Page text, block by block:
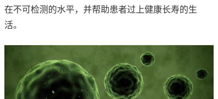
在不可检测的水平，并帮助患者过上健康长寿的生
活。